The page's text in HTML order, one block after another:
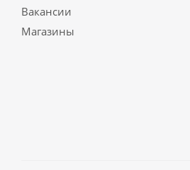
Вакансии
Магазины